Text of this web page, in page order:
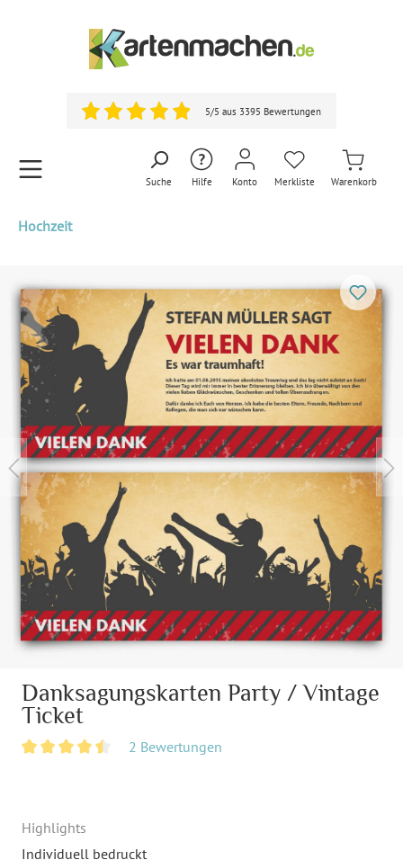
5/5 aus 3395 Bewertungen
Suche Hilfe Konto Merkliste Warenkorb
Hochzeit
Danksagungskarten Party / Vintage
Ticket
2 Bewertungen
Highlights
Individuell bedruckt